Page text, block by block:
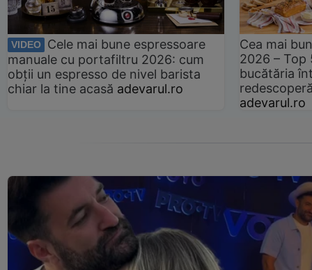
VIDEO
Cele mai bune espressoare
manuale cu portafiltru 2026: cum
obții un espresso de nivel barista
chiar la tine acasă adevarul.ro
Cea mai
2026 –
bucătăria
adevarul.ro